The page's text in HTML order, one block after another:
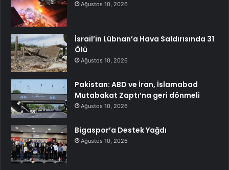
Ağustos 10, 2026
İsrail’in Lübnan’a Hava Saldırısında 31
Ölü
Ağustos 10, 2026
Pakistan: ABD ve İran, İslamabad
Mutabakat Zaptı’na geri dönmeli
Ağustos 10, 2026
Bigaspor’a Destek Yağdı
Ağustos 10, 2026